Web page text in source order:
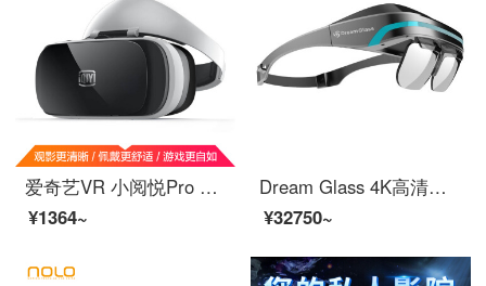
爱奇艺VR 小阅悦Pro Ⅱ 智能 vr眼镜 3D头盔 单机版
¥1364~
Dream Glass 4K高清无颗粒AR 一体机 开放式VR眼镜3D头戴式移动影院AR虚拟智能眼镜switch PS4游戏机无人机
¥32750~